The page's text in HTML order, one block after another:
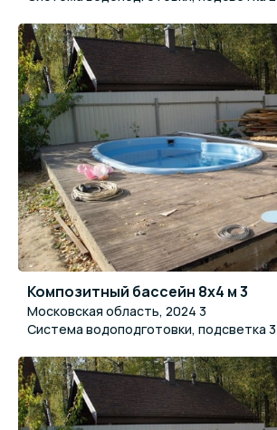
Композитный бассейн 8x4 м 3
Московская область, 2024 3
Система водоподготовки, подсветка 3